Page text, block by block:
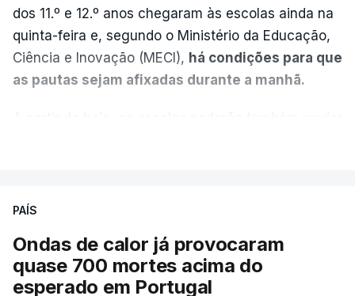
dos 11.º e 12.º anos chegaram às escolas ainda na
quinta-feira e, segundo o Ministério da Educação,
Ciência e Inovação (MECI), há condições para que
as pautas sejam afixadas durante a manhã.
dependia da apresentação de um requerimento,
mas o Governo decidiu, a partir deste ano,
disponibilizar a cópia dos exames classificados a
PAÍS
Ondas de calor já provocaram
quase 700 mortes acima do
esperado em Portugal